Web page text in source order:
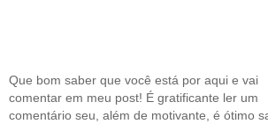
Que bom saber que você está por aqui e vai
comentar em meu post! É gratificante ler um
comentário seu, além de motivante, é ótimo